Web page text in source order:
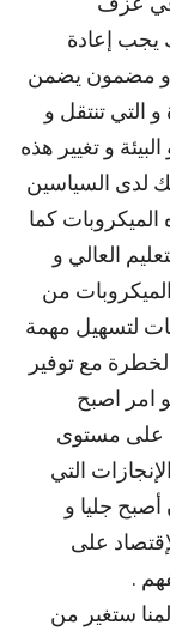
يجب إعادة
و مضمون يضمن
التي تنتقل و
و تغيير هذه
لدى السياسين
كما
العالي و
الميكروبات من
لتسهيل مهمة
مع توفير
امر اصبح
على مستوى
التي
جليا و
على
.
ستغير من